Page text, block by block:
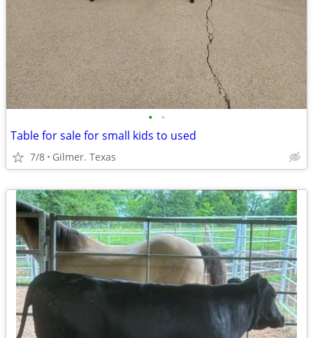
• •
Table for sale for small kids to used
7/8 Gilmer. Texas